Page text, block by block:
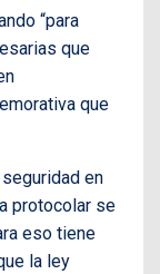
“para
que
que
en
protocolar se
eso tiene
la ley